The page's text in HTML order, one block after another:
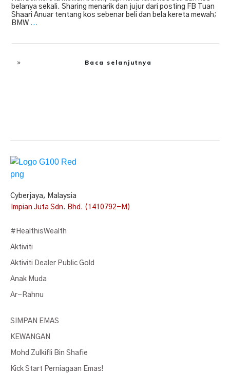
belanya sekali. Sharing menarik dan jujur dari posting FB Tuan
Shaari Anuar tentang kos sebenar beli dan bela kereta mewah;
BMW ...
Baca selanjutnya
Cyberjaya, Malaysia
Impian Juta Sdn. Bhd. (1410792-M)
#HealthisWealth
Aktiviti
Aktiviti Dealer Public Gold
Anak Muda
Ar-Rahnu
SIMPAN EMAS
KEWANGAN
Mohd Zulkifli Bin Shafie
Kick Start Perniagaan Emas!